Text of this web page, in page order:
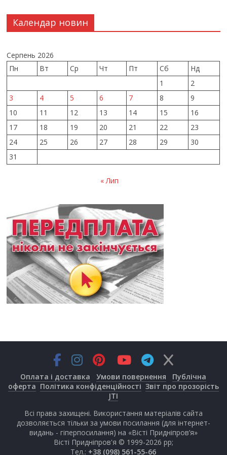
Календар новин
Серпень 2026
Пн
Вт Ср Чт Пт Сб
Нд
1
2
3
4 5 6 7 8
9
10
11 12 13 14 15
16
17
18 19 20 21 22
23
24
25 26 27 28 29
30
31
« Лип
Оплата і доставка Умови повернення
Публічна
оферта Політика конфіденційності Звіт про прозорість
JTI
Всі права захищені. Використання матеріалів сайта
дозволяється тільки за умови посилання (для інтернет-
видань - гіперпосилання) на «Вісті Придніпров’я»
Вісті Придніпров'я © 1999-2026 рр;
Тел.: +38 (098) 561-55-66